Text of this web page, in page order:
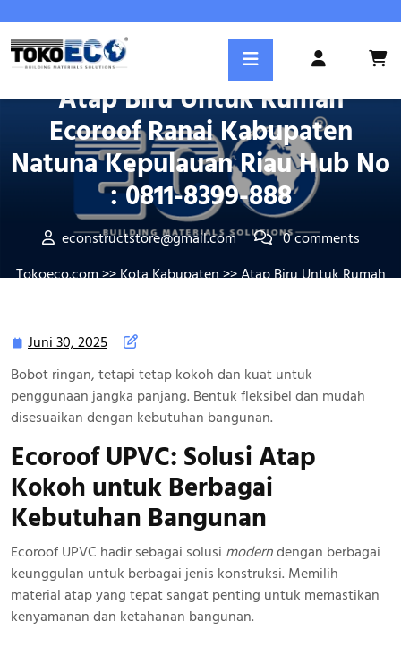
content
Register
Posted On Juni 30, 2025
Atap Biru Untuk Rumah
Ecoroof Ranai Kabupaten
Natuna Kepulauan Riau Hub No
: 0811-8399-888
econstructstore@gmail.com
0 comments
Tokoeco.com>>Kota Kabupaten>> Atap Biru Untuk Rumah
Juni 30, 2025 Juni
2025
Bobot ringan, tetapi tetap kokoh dan kuat untuk
penggunaan jangka panjang. Bentuk fleksibel dan mudah
disesuaikan dengan kebutuhan bangunan.
Ecoroof UPVC: Solusi Atap
Kokoh untuk Berbagai
Kebutuhan Bangunan
Ecoroof UPVC hadir sebagai solusi moderndengan berbagai
keunggulan untuk berbagai jenis konstruksi. Memilih
material atap yang tepat sangat penting untuk memastikan
kenyamanan dan ketahanan bangunan.